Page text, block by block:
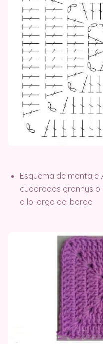
Esquema de
cuadrados grannys o
a lo largo del borde